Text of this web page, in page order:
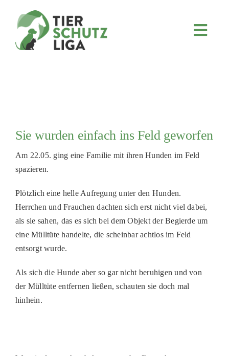
FÖRDERN & VERERBEN
KOOPERATIONEN
TIERHEIME
RATGEBER
Sie wurden einfach ins Feld geworfen
Am 22.05. ging eine Familie mit ihren Hunden im Feld
spazieren.
Plötzlich eine helle Aufregung unter den Hunden.
Herrchen und Frauchen dachten sich erst nicht viel dabei,
als sie sahen, das es sich bei dem Objekt der Begierde um
eine Mülltüte handelte, die scheinbar achtlos im Feld
entsorgt wurde.
Als sich die Hunde aber so gar nicht beruhigen und von
der Mülltüte entfernen ließen, schauten sie doch mal
hinhein.